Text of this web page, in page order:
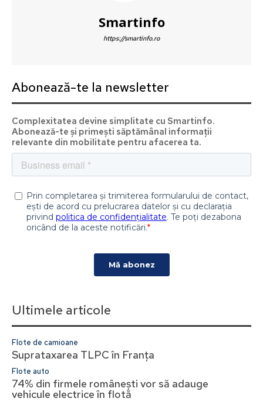
Smartinfo
https://smartinfo.ro
Abonează-te la newsletter
Complexitatea devine simplitate cu Smartinfo.
Abonează-te și primești săptămânal informații
relevante din mobilitate pentru afacerea ta.
Ultimele articole
Flote de camioane
Suprataxarea TLPC în Franța
Flote auto
74% din firmele românești vor să adauge
vehicule electrice în flotă